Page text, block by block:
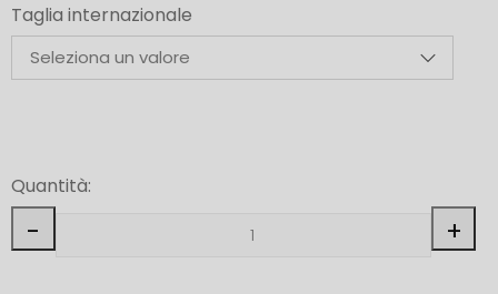
Taglia internazionale
Quantità:
- +